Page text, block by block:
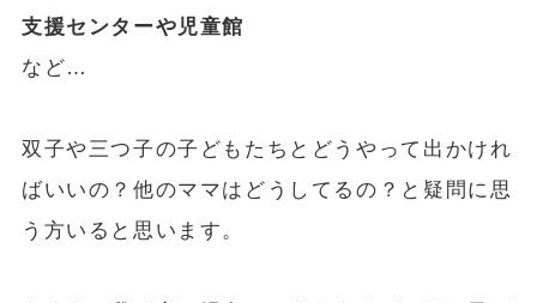
支援センターや児童館
など…
双子や三つ子の子どもたちとどうやって出かけれ
ばいいの？他のママはどうしてるの？と疑問に思
う方いると思います。